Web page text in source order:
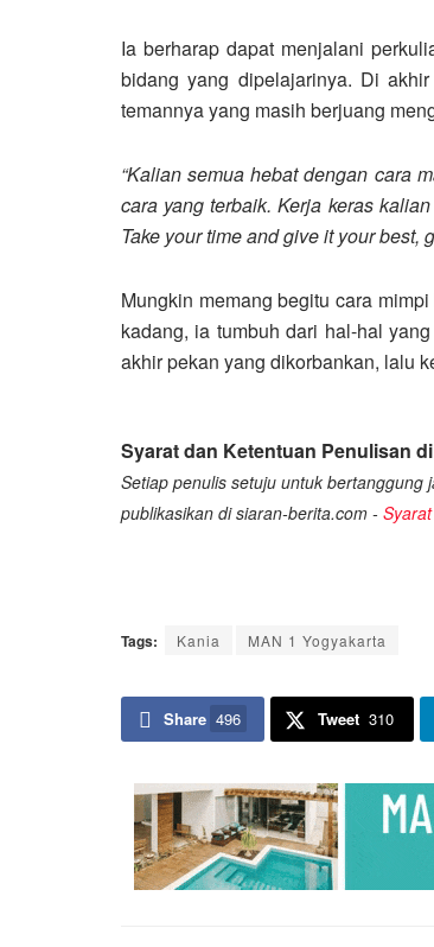
Ia berharap dapat menjalani
bidang yang dipelajarinya. Di
temannya yang masih berjuang
“Kalian semua hebat dengan cara
cara yang terbaik. Kerja keras
Take your time and give it your best,
Mungkin memang begitu cara
kadang, ia tumbuh dari hal-hal
akhir pekan yang dikorbankan, lalu
Syarat dan Ketentuan Penulisan
Setiap penulis setuju untuk
publikasikan di siaran-berita.com -
Tags: Kania MAN 1 Yogyakarta
Share 496 Tweet 310